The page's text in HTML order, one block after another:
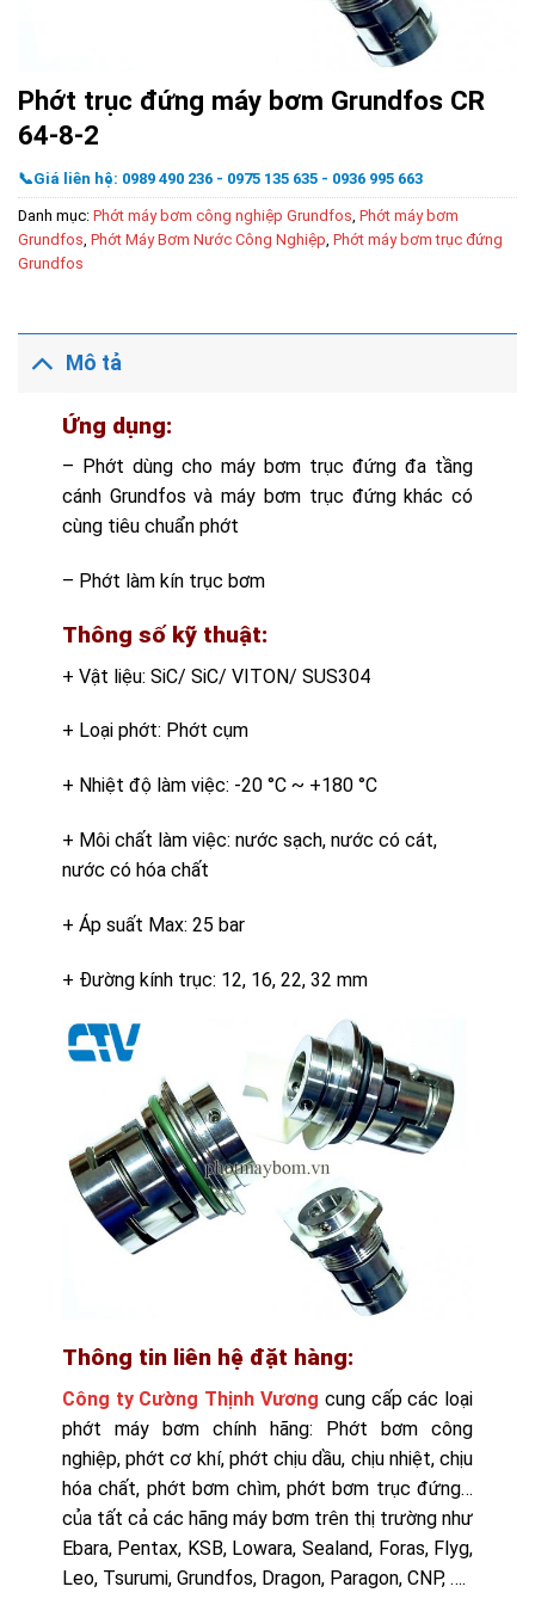
Phớt trục đứng máy bơm Grundfos CR
64-8-2
📞Giá liên hệ: 0989 490 236 - 0975 135 635 - 0936 995 663
Danh mục: Phớt máy bơm công nghiệp Grundfos Phớt máy bơm
Grundfos Phớt Máy Bơm Nước Công Nghiệp Phớt máy bơm trục đứng
Grundfos
Mô tả
Ứng dụng:
– Phớt dùng cho máy bơm trục đứng đa tầng
cánh Grundfos và máy bơm trục đứng khác có
cùng tiêu chuẩn phớt
– Phớt làm kín trục bơm
Thông số kỹ thuật:
+ Vật liệu: SiC/ SiC/ VITON/ SUS304
+ Loại phớt: Phớt cụm
+ Nhiệt độ làm việc: -20 °C ~ +180 °C
+ Môi chất làm việc: nước sạch, nước có cát,
nước có hóa chất
+ Áp suất Max: 25 bar
+ Đường kính trục: 12, 16, 22, 32 mm
Thông tin liên hệ đặt hàng:
Công ty Cường Thịnh Vương cung cấp các loại
phớt máy bơm chính hãng: Phớt bơm công
nghiệp, phớt cơ khí, phớt chịu dầu, chịu nhiệt, chịu
hóa chất, phớt bơm chìm, phớt bơm trục đứng…
của tất cả các hãng máy bơm trên thị trường như
Ebara, Pentax, KSB, Lowara, Sealand, Foras, Flyg,
Leo, Tsurumi, Grundfos, Dragon, Paragon, CNP, ….